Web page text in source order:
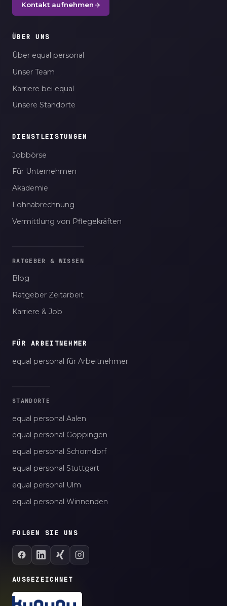
Kontakt aufnehmen
ÜBER UNS
Über equal personal
Unser Team
Karriere bei equal
Unsere Standorte
DIENSTLEISTUNGEN
Jobbörse
Für Unternehmen
Akademie
Lohnabrechnung
Vermittlung von Pflegekräften
RATGEBER & WISSEN
Blog
Ratgeber Zeitarbeit
Karriere & Job
FÜR ARBEITNEHMER
equal personal für Arbeitnehmer
STANDORTE
equal personal Aalen
equal personal Göppingen
equal personal Schorndorf
equal personal Stuttgart
equal personal Ulm
equal personal Winnenden
FOLGEN SIE UNS
AUSGEZEICHNET